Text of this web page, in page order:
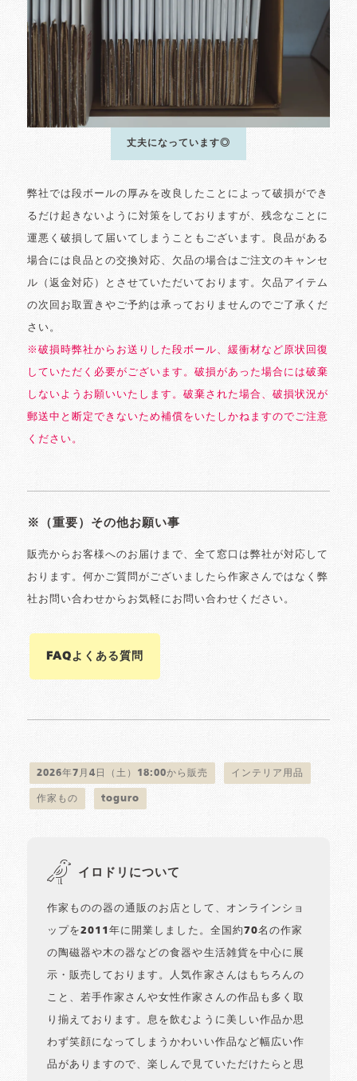
丈夫になっています◎
弊社では段ボールの厚みを改良したことによって破損ができ
るだけ起きないように対策をしておりますが、残念なことに
運悪く破損して届いてしまうこともございます。良品がある
場合には良品との交換対応、欠品の場合はご注文のキャンセ
ル（返金対応）とさせていただいております。欠品アイテム
の次回お取置きやご予約は承っておりませんのでご了承くだ
さい。
※破損時弊社からお送りした段ボール、緩衝材など原状回復
していただく必要がございます。破損があった場合には破棄
しないようお願いいたします。破棄された場合、破損状況が
郵送中と断定できないため補償をいたしかねますのでご注意
ください。
※（重要）その他お願い事
販売からお客様へのお届けまで、全て窓口は弊社が対応して
おります。何かご質問がございましたら作家さんではなく弊
社お問い合わせからお気軽にお問い合わせください。
FAQよくある質問
2026年7月4日（土）18:00から販売 インテリア用品
作家もの toguro
イロドリについて
作家ものの器の通販のお店として、オンラインショ
ップを2011年に開業しました。全国約70名の作家
の陶磁器や木の器などの食器や生活雑貨を中心に展
示・販売しております。人気作家さんはもちろんの
こと、若手作家さんや女性作家さんの作品も多く取
り揃えております。息を飲むように美しい作品か思
わず笑顔になってしまうかわいい作品など幅広い作
品がありますので、楽しんで見ていただけたらと思